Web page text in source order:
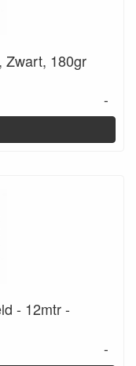
Zwart, 180gr
-
- 12mtr -
-